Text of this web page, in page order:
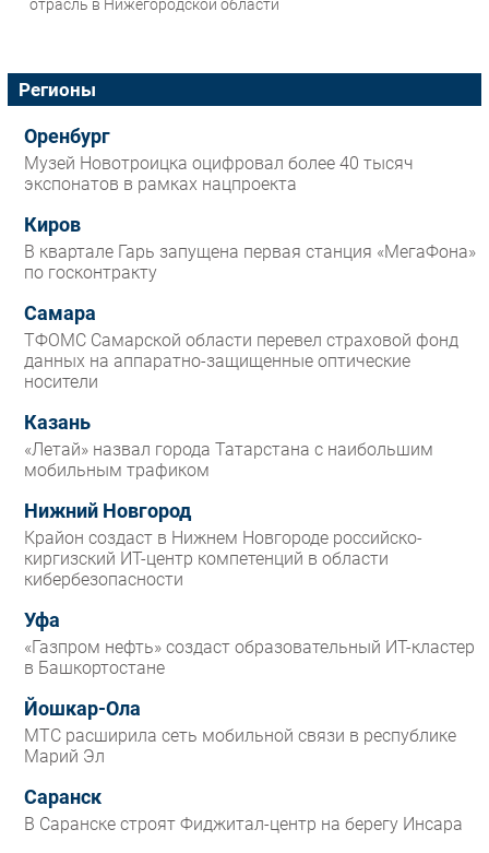
отрасль в Нижегородской области
Регионы
Оренбург
Музей Новотроицка оцифровал более 40 тысяч
экспонатов в рамках нацпроекта
Киров
В квартале Гарь запущена первая станция «МегаФона»
по госконтракту
Самара
ТФОМС Самарской области перевел страховой фонд
данных на аппаратно-защищенные оптические
носители
Казань
«Летай» назвал города Татарстана с наибольшим
мобильным трафиком
Нижний Новгород
Крайон создаст в Нижнем Новгороде российско-
киргизский ИТ-центр компетенций в области
кибербезопасности
Уфа
«Газпром нефть» создаст образовательный ИТ-кластер
в Башкортостане
Йошкар-Ола
МТС расширила сеть мобильной связи в республике
Марий Эл
Саранск
В Саранске строят Фиджитал-центр на берегу Инсара